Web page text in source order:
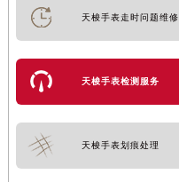
天梭手表走时问题维修
天梭手表检测服务
天梭手表划痕处理